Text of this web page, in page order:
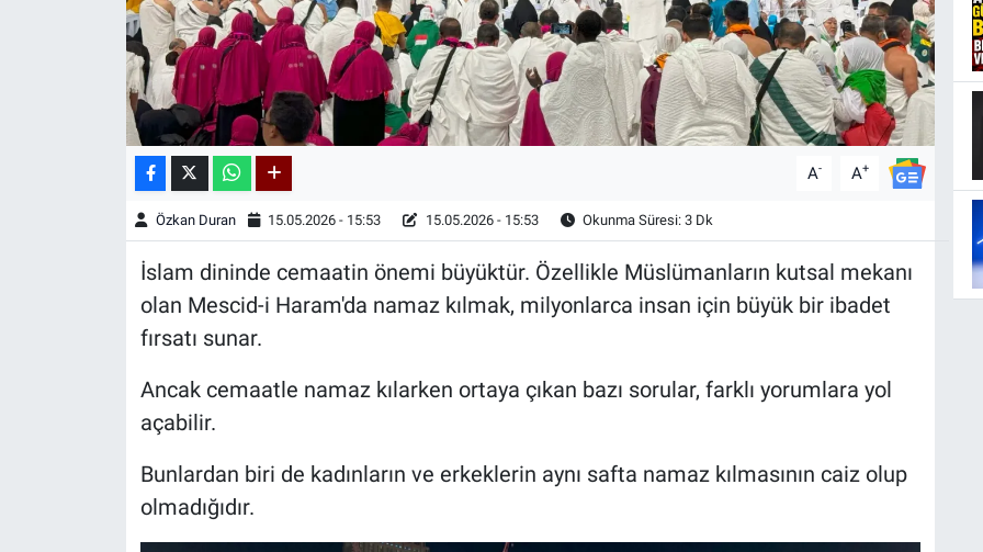
A- A+
Özkan Duran 15.05.2026 - 15:53 15.05.2026 - 15:53 Okunma Süresi: 3 Dk
İslam dininde cemaatin önemi büyüktür. Özellikle Müslümanların kutsal mekanı
olan Mescid-i Haram'da namaz kılmak, milyonlarca insan için büyük bir ibadet
fırsatı sunar.
Ancak cemaatle namaz kılarken ortaya çıkan bazı sorular, farklı yorumlara yol
açabilir.
Bunlardan biri de kadınların ve erkeklerin aynı safta namaz kılmasının caiz olup
olmadığıdır.
Teknoloji
Yazarlar
Astroloji-Rüya